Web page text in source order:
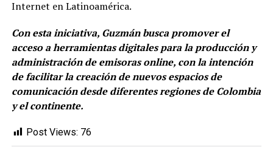
Internet en Latinoamérica.
Con esta iniciativa, Guzmán busca promover el
acceso a herramientas digitales para la producción y
administración de emisoras online, con la intención
de facilitar la creación de nuevos espacios de
comunicación desde diferentes regiones de Colombia
y el continente.
Post Views: 76